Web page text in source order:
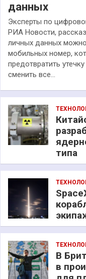
данных
Эксперты по
РИА Новости,
личных данных
мобильных номер,
предотвратить
сменить все…
типа
В
в